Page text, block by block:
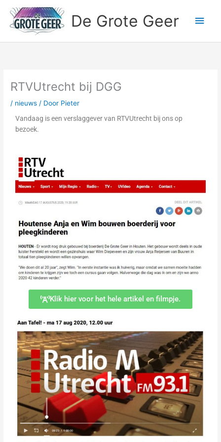
naar
De Grote Geer
RTVUtrecht bij DGG
/ nieuws / Door Pieter
Vandaag is een verslaggever van RTVUtrecht bij ons op
bezoek.
Klik hier voor het hele artikel en filmpje.